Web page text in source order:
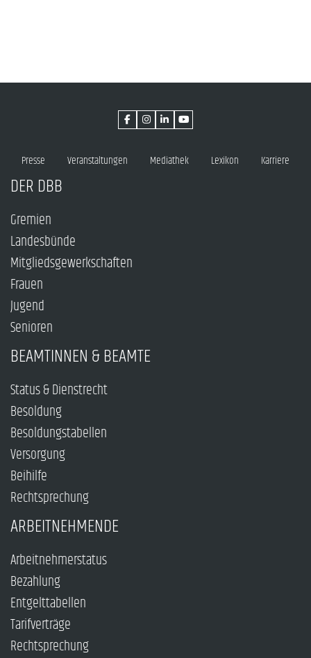
Presse Veranstaltungen Mediathek Lexikon Karriere
DER DBB
Gremien
Landesbünde
Mitgliedsgewerkschaften
Frauen
Jugend
Senioren
BEAMTINNEN & BEAMTE
Status & Dienstrecht
Besoldung
Besoldungstabellen
Versorgung
Beihilfe
Rechtsprechung
ARBEITNEHMENDE
Arbeitnehmerstatus
Bezahlung
Entgelttabellen
Tarifverträge
Rechtsprechung